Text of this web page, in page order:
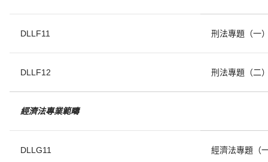
DLLF11 刑法專題（一
DLLF12 刑法專題（二
經濟法專業範疇
DLLG11 經濟法專題（